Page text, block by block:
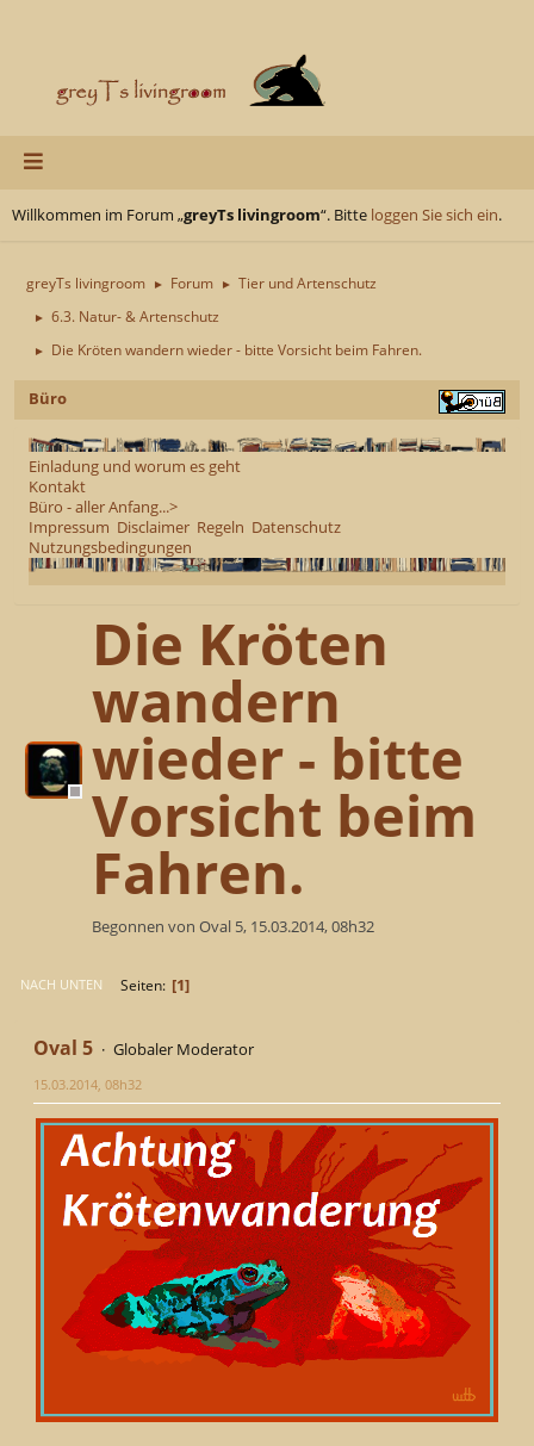
Willkommen im Forum „greyTs livingroom“. Bitte loggen Sie sich ein.
greyTs livingroom ► Forum ► Tier und Artenschutz
► 6.3. Natur- & Artenschutz
► Die Kröten wandern wieder - bitte Vorsicht beim Fahren.
Büro
Einladung und worum es geht
Kontakt
Büro - aller Anfang...>
Impressum Disclaimer Regeln Datenschutz
Nutzungsbedingungen
Die Kröten
wandern
wieder - bitte
Vorsicht beim
Fahren.
Begonnen von Oval 5, 15.03.2014, 08h32
NACH UNTEN Seiten 1
Oval 5 Globaler Moderator
15.03.2014, 08h32